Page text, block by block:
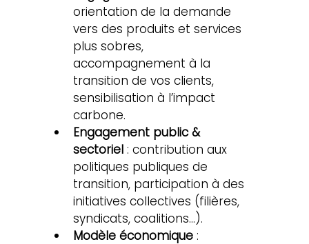
orientation de la demande
vers des produits et services
plus sobres,
accompagnement à la
transition de vos clients,
sensibilisation à l’impact
carbone.
Engagement public &
sectoriel : contribution aux
politiques publiques de
transition, participation à des
initiatives collectives (filières,
syndicats, coalitions...).
Modèle économique :